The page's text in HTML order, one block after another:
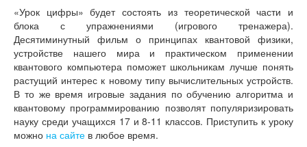
«Урок цифры» будет состоять из теоретической части и
блока с упражнениями (игрового тренажера).
Десятиминутный фильм о принципах квантовой физики,
устройстве нашего мира и практическом применении
квантового компьютера поможет школьникам лучше понять
растущий интерес к новому типу вычислительных устройств.
В то же время игровые задания по обучению алгоритма и
квантовому программированию позволят популяризировать
науку среди учащихся 17 и 8-11 классов. Приступить к уроку
можно на сайте в любое время.